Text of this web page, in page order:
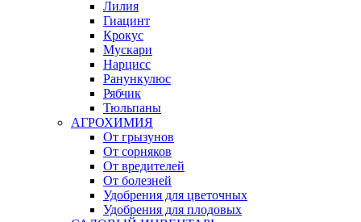
Лилия
Гиацинт
Крокус
Мускари
Нарцисс
Ранункулюс
Рябчик
Тюльпаны
АГРОХИМИЯ
От грызунов
От сорняков
От вредителей
От болезней
Удобрения для цветочных
Удобрения для плодовых